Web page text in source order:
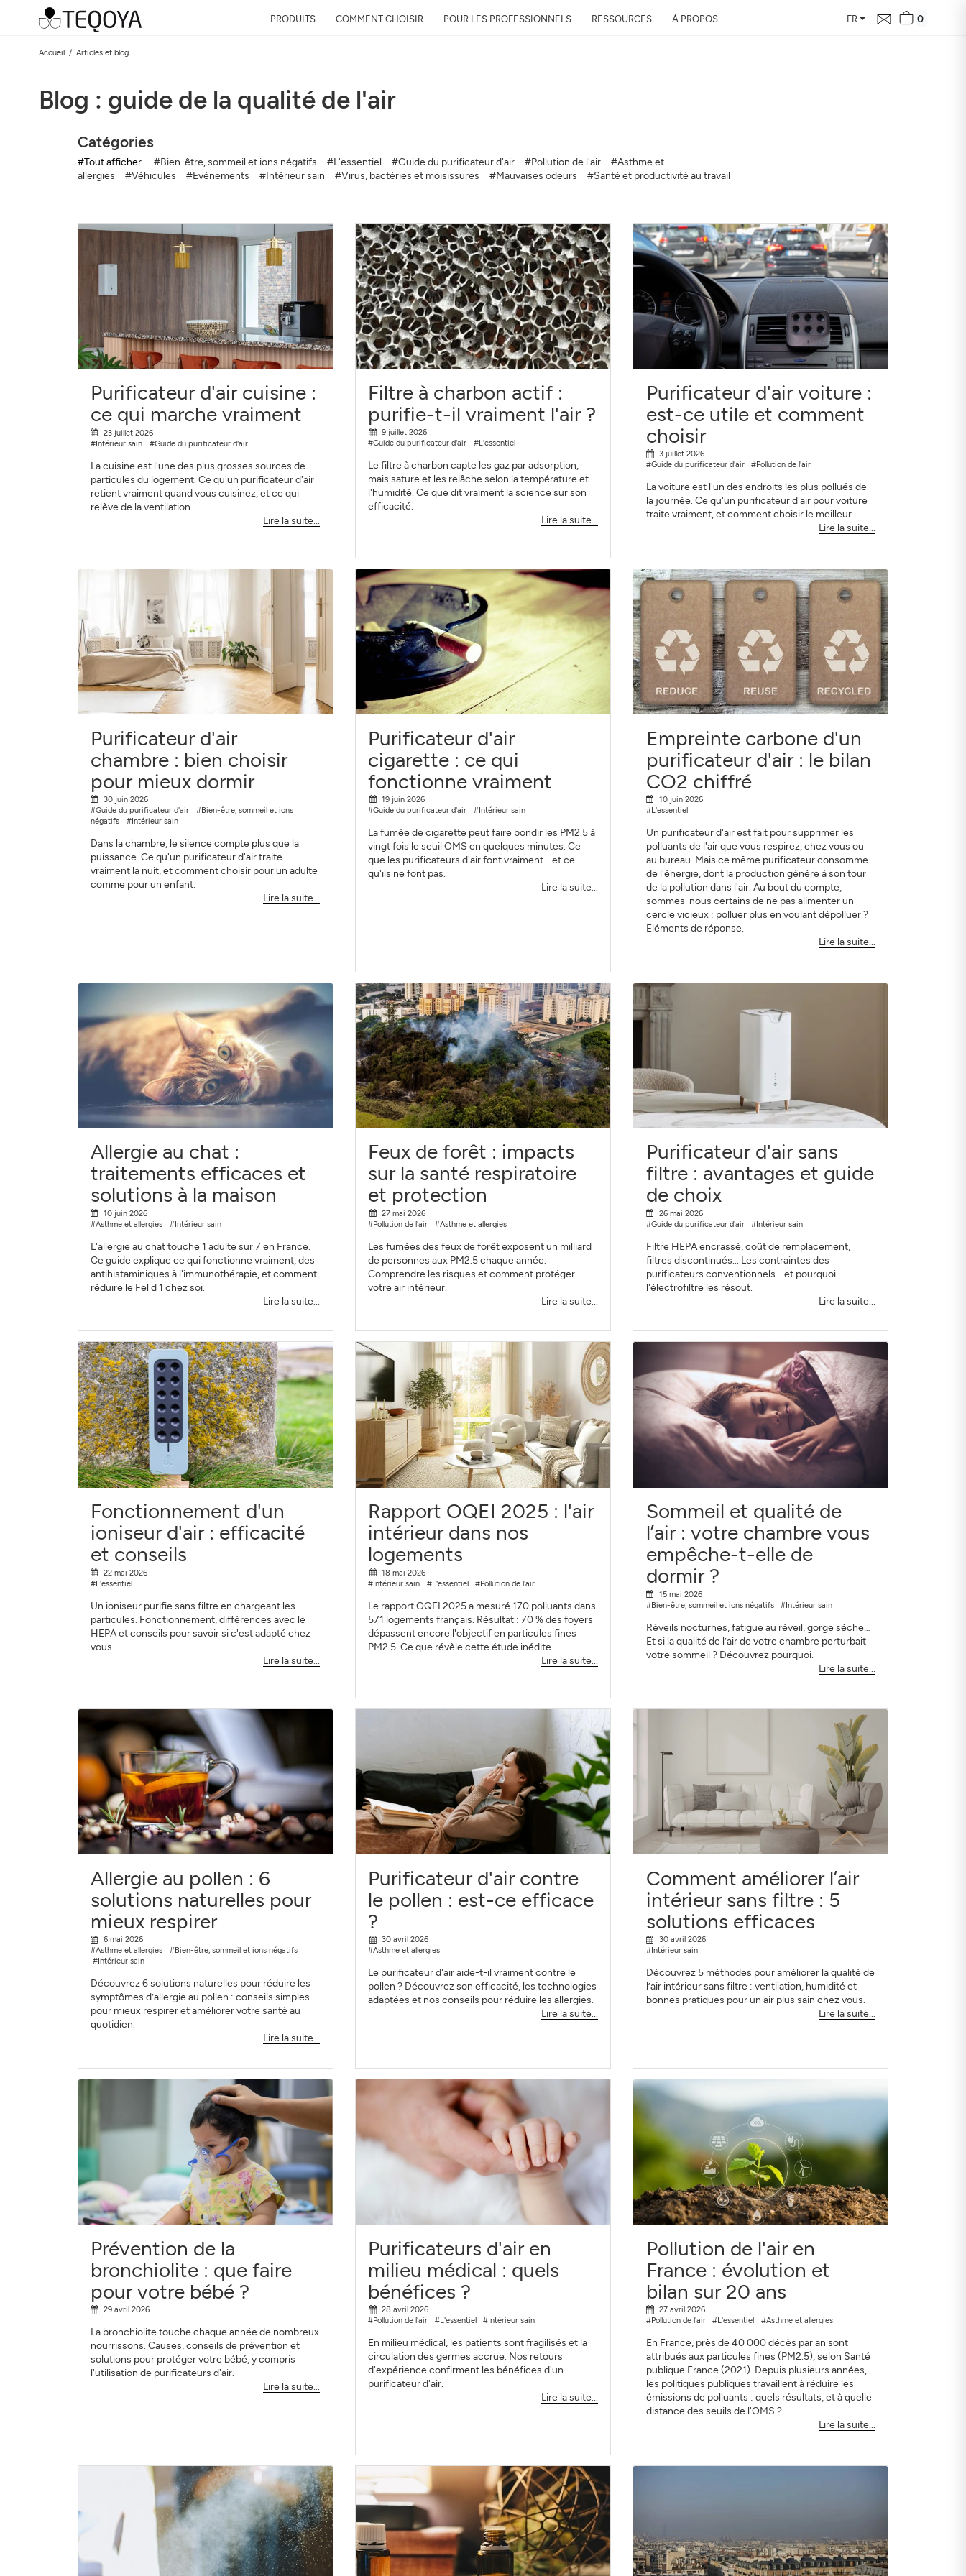
PRODUITS COMMENT CHOISIR POUR LES PROFESSIONNELS RESSOURCES À PROPOS FR 0
Accueil Articles et blog
Blog : guide de la qualité de l'air
Catégories
#Tout afficher #Bien-être, sommeil et ions négatifs #L'essentiel #Guide du purificateur d'air #Pollution de l'air
#Asthme et
allergies
#Véhicules #Evénements #Intérieur sain #Virus, bactéries et moisissures #Mauvaises odeurs #Santé et productivité au travail
Purificateur d'air cuisine :
ce qui marche vraiment
23 juillet 2026
#Intérieur sain
#Guide du purificateur d'air
La cuisine est l'une des plus grosses sources de
particules du logement. Ce qu'un purificateur d'air
retient vraiment quand vous cuisinez, et ce qui
relève de la ventilation.
Lire la suite...
Filtre à charbon actif :
purifie-t-il vraiment l'air ?
9 juillet 2026
#Guide du purificateur d'air
#L'essentiel
Le filtre à charbon capte les gaz par adsorption,
mais sature et les relâche selon la température et
l'humidité. Ce que dit vraiment la science sur son
efficacité.
Lire la suite...
Purificateur d'air voiture :
est-ce utile et comment
choisir
3 juillet 2026
#Guide du purificateur d'air
#Pollution de l'air
La voiture est l'un des endroits les plus pollués de
la journée. Ce qu'un purificateur d'air pour voiture
traite vraiment, et comment choisir le meilleur.
Lire la suite...
Purificateur d'air
chambre : bien choisir
pour mieux dormir
30 juin 2026
#Guide du purificateur d'air
#Bien-être, sommeil et ions
négatifs
#Intérieur sain
Dans la chambre, le silence compte plus que la
puissance. Ce qu'un purificateur d'air traite
vraiment la nuit, et comment choisir pour un adulte
comme pour un enfant.
Lire la suite...
Purificateur d'air
cigarette : ce qui
fonctionne vraiment
19 juin 2026
#Guide du purificateur d'air
#Intérieur sain
La fumée de cigarette peut faire bondir les PM2.5 à
vingt fois le seuil OMS en quelques minutes. Ce
que les purificateurs d'air font vraiment - et ce
qu'ils ne font pas.
Lire la suite...
Empreinte carbone d'un
purificateur d'air : le bilan
CO2 chiffré
10 juin 2026
#L'essentiel
Un purificateur d'air est fait pour supprimer les
polluants de l'air que vous respirez, chez vous ou
au bureau. Mais ce même purificateur consomme
de l'énergie, dont la production génère à son tour
de la pollution dans l'air. Au bout du compte,
sommes-nous certains de ne pas alimenter un
cercle vicieux : polluer plus en voulant dépolluer ?
Eléments de réponse.
Lire la suite...
Allergie au chat :
traitements efficaces et
solutions à la maison
10 juin 2026
#Asthme et allergies
#Intérieur sain
L'allergie au chat touche 1 adulte sur 7 en France.
Ce guide explique ce qui fonctionne vraiment, des
antihistaminiques à l'immunothérapie, et comment
réduire le Fel d 1 chez soi.
Lire la suite...
Feux de forêt : impacts
sur la santé respiratoire
et protection
27 mai 2026
#Pollution de l'air
#Asthme et allergies
Les fumées des feux de forêt exposent un milliard
de personnes aux PM2.5 chaque année.
Comprendre les risques et comment protéger
votre air intérieur.
Lire la suite...
Purificateur d'air sans
filtre : avantages et guide
de choix
26 mai 2026
#Guide du purificateur d'air
#Intérieur sain
Filtre HEPA encrassé, coût de remplacement,
filtres discontinués... Les contraintes des
purificateurs conventionnels - et pourquoi
l'électrofiltre les résout.
Lire la suite...
Fonctionnement d'un
ioniseur d'air : efficacité
et conseils
22 mai 2026
#L'essentiel
Un ioniseur purifie sans filtre en chargeant les
particules. Fonctionnement, différences avec le
HEPA et conseils pour savoir si c'est adapté chez
vous.
Lire la suite...
Rapport OQEI 2025 : l'air
intérieur dans nos
logements
18 mai 2026
#Intérieur sain
#L'essentiel #Pollution de l'air
Le rapport OQEI 2025 a mesuré 170 polluants dans
571 logements français. Résultat : 70 % des foyers
dépassent encore l'objectif en particules fines
PM2.5. Ce que révèle cette étude inédite.
Lire la suite...
Sommeil et qualité de
l’air : votre chambre vous
empêche-t-elle de
dormir ?
15 mai 2026
#Bien-être, sommeil et ions négatifs
#Intérieur sain
Réveils nocturnes, fatigue au réveil, gorge sèche…
Et si la qualité de l’air de votre chambre perturbait
votre sommeil ? Découvrez pourquoi.
Lire la suite...
Allergie au pollen : 6
solutions naturelles pour
mieux respirer
6 mai 2026
#Asthme et allergies
#Bien-être, sommeil et ions négatifs
#Intérieur sain
Découvrez 6 solutions naturelles pour réduire les
symptômes d’allergie au pollen : conseils simples
pour mieux respirer et améliorer votre santé au
quotidien.
Lire la suite...
Purificateur d'air contre
le pollen : est-ce efficace
?
30 avril 2026
#Asthme et allergies
Le purificateur d'air aide-t-il vraiment contre le
pollen ? Découvrez son efficacité, les technologies
adaptées et nos conseils pour réduire les allergies.
Lire la suite...
Comment améliorer l’air
intérieur sans filtre : 5
solutions efficaces
30 avril 2026
#Intérieur sain
Découvrez 5 méthodes pour améliorer la qualité de
l’air intérieur sans filtre : ventilation, humidité et
bonnes pratiques pour un air plus sain chez vous.
Lire la suite...
Prévention de la
bronchiolite : que faire
pour votre bébé ?
29 avril 2026
La bronchiolite touche chaque année de nombreux
nourrissons. Causes, conseils de prévention et
solutions pour protéger votre bébé, y compris
l'utilisation de purificateurs d'air.
Lire la suite...
Purificateurs d'air en
milieu médical : quels
bénéfices ?
28 avril 2026
#Pollution de l'air
#L'essentiel #Intérieur sain
En milieu médical, les patients sont fragilisés et la
circulation des germes accrue. Nos retours
d'expérience confirment les bénéfices d'un
purificateur d'air.
Lire la suite...
Pollution de l'air en
France : évolution et
bilan sur 20 ans
27 avril 2026
#Pollution de l'air
#L'essentiel #Asthme et allergies
En France, près de 40 000 décès par an sont
attribués aux particules fines (PM2.5), selon Santé
publique France (2021). Depuis plusieurs années,
les politiques publiques travaillent à réduire les
émissions de polluants : quels résultats, et à quelle
distance des seuils de l'OMS ?
Lire la suite...
Découvrez la qualité de l’air autour de votre domicile, son
évolution et son impact sur votre santé
Adresse
S'INSCRIRE FERMER